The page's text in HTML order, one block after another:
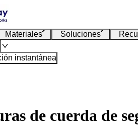
Materiales Soluciones
instantánea
de cuerda de